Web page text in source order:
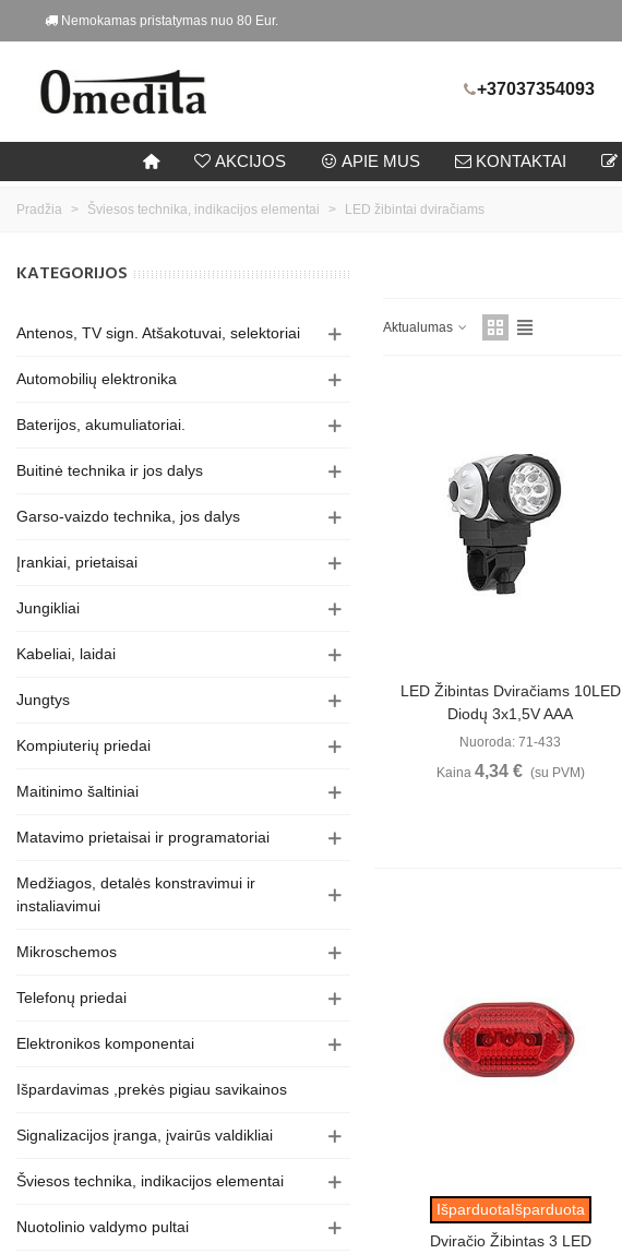
Nemokamas pristatymas nuo 80 Eur.
+37037354093
AKCIJOS APIE MUS KONTAKTAI
Pradžia > Šviesos technika, indikacijos elementai > LED žibintai dviračiams
KATEGORIJOS
Antenos, TV sign. Atšakotuvai, selektoriai
Automobilių elektronika
Baterijos, akumuliatoriai.
Buitinė technika ir jos dalys
Garso-vaizdo technika, jos dalys
Įrankiai, prietaisai
Jungikliai
Kabeliai, laidai
Jungtys
Kompiuterių priedai
Maitinimo šaltiniai
Matavimo prietaisai ir programatoriai
Medžiagos, detalės konstravimui ir
instaliavimui
Mikroschemos
Telefonų priedai
Elektronikos komponentai
Išpardavimas ,prekės pigiau savikainos
Signalizacijos įranga, įvairūs valdikliai
Šviesos technika, indikacijos elementai
Nuotolinio valdymo pultai
Aktualumas
Peržiūrėti
LED Žibintas Dviračiams 10LED
Diodų 3x1,5V AAA
Nuoroda: 71-433
Kaina 4,34 € (su PVM)
Peržiūrėti
IšparduotaIšparduota
Dviračio Žibintas 3 LED